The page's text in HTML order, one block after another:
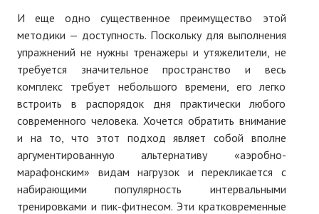
№ 7
№ 8
№ 9
2026 г.
№ 1
№ 2
№ 3
И еще одно существенное преимущество этой
методики — доступность. Поскольку для выполнения
упражнений не нужны тренажеры и утяжелители, не
требуется значительное пространство и весь
комплекс требует небольшого времени, его легко
встроить в распорядок дня практически любого
современного человека. Хочется обратить внимание
и на то, что этот подход являет собой вполне
аргументированную альтернативу «аэробно-
марафонским» видам нагрузок и перекликается с
набирающими популярность интервальными
тренировками и пик-фитнесом. Эти кратковременные